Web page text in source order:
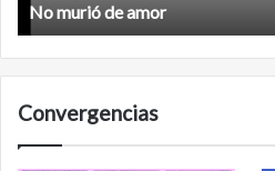
de amor
Convergencias